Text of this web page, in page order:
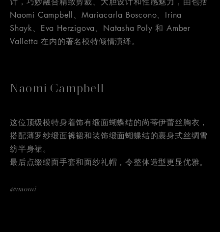
Naomi Campbell、Mariacarla Boscono、Irina
Shayk、Eva Herzigova、Natasha Poly 和 Amber
Valletta 在内的著名模特倾情演绎。
Naomi Campbell
这位顶级模特身着饰有缎面蝴蝶结的尚蒂伊蕾丝胸衣，
搭配薄罗纱缎面裤裙和装饰缎面蝴蝶结的裹身式丝绸雪
纺半身裙。
最后点缀缎面手套和面纱礼帽，令整体造型更显优雅。
@naomi